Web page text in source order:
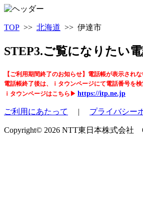
TOP >> 北海道 >> 伊達市
STEP3.ご覧になりたい
【ご利用期間終了のお知らせ】電話帳が表示され
電話帳終了後は、ｉタウンページにて電話番号を検
ｉタウンページはこちら▶ https://itp.ne.jp
ご利用にあたって | プライバシー
Copyright© 2026 NTT東日本株式会社